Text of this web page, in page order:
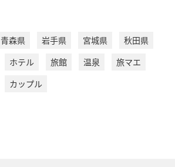
青森県 岩手県 宮城県
秋田県
ホテル 旅館 温泉
旅マエ
カップル